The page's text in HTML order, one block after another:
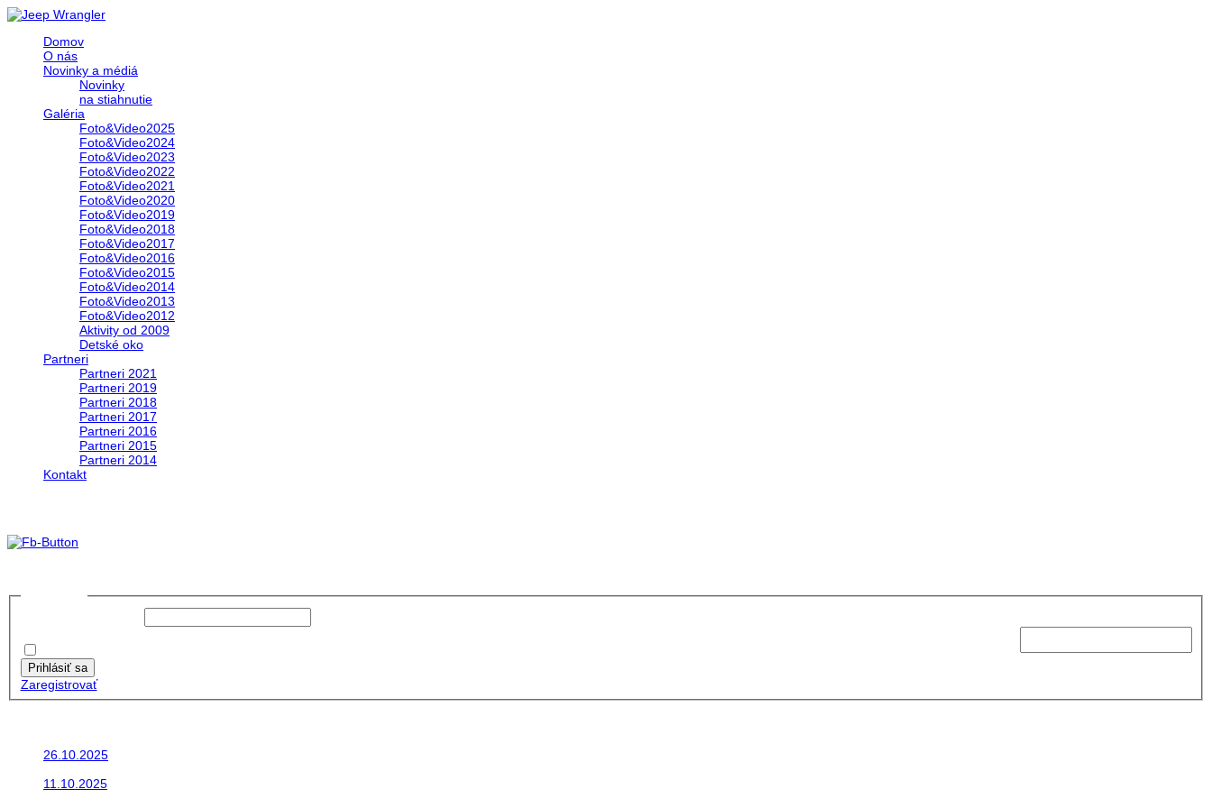
Domov
O nás
Novinky a médiá
Novinky
na stiahnutie
Galéria
Foto&Video2025
Foto&Video2024
Foto&Video2023
Foto&Video2022
Foto&Video2021
Foto&Video2020
Foto&Video2019
Foto&Video2018
Foto&Video2017
Foto&Video2016
Foto&Video2015
Foto&Video2014
Foto&Video2013
Foto&Video2012
Aktivity od 2009
Detské oko
Partneri
Partneri 2021
Partneri 2019
Partneri 2018
Partneri 2017
Partneri 2016
Partneri 2015
Partneri 2014
Kontakt
Prihlásiť sa
Zaregistrovať
26.10.2025
11.10.2025